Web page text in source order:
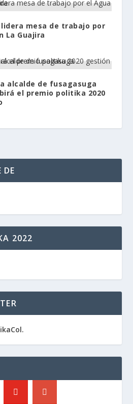
mesa de trabajo por
La Guajira
alcalde de fusagasuga
el premio politika 2020
DE
2022